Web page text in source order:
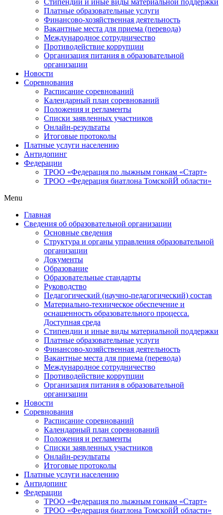
Стипендии и иные виды материальной поддержки
Платные образовательные услуги
Финансово-хозяйственная деятельность
Вакантные места для приема (перевода)
Международное сотрудничество
Противодействие коррупции
Организация питания в образовательной
организации
Новости
Соревнования
Расписание соревнований
Календарный план соревнований
Положения и регламенты
Списки заявленных участников
Онлайн-результаты
Итоговые протоколы
Платные услуги населению
Антидопинг
Федерации
ТРОО «Федерация по лыжным гонкам «Старт»
ТРОО «Федерация биатлона ТомскойЙ области»
Menu
Главная
Сведения об образовательной организации
Основные сведения
Структура и органы управления образовательной
организации
Документы
Образование
Образовательные стандарты
Руководство
Педагогический (научно-педагогический) состав
Материально-техническое обеспечение и
оснащенность образовательного процесса.
Доступная среда
Стипендии и иные виды материальной поддержки
Платные образовательные услуги
Финансово-хозяйственная деятельность
Вакантные места для приема (перевода)
Международное сотрудничество
Противодействие коррупции
Организация питания в образовательной
организации
Новости
Соревнования
Расписание соревнований
Календарный план соревнований
Положения и регламенты
Списки заявленных участников
Онлайн-результаты
Итоговые протоколы
Платные услуги населению
Антидопинг
Федерации
ТРОО «Федерация по лыжным гонкам «Старт»
ТРОО «Федерация биатлона ТомскойЙ области»